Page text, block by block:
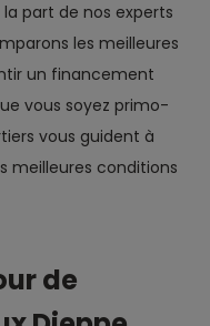
part de nos experts
les meilleures
un financement
vous soyez primo-
vous guident à
meilleures conditions
de